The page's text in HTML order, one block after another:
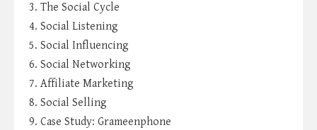
3. The Social Cycle
4. Social Listening
5. Social Influencing
6. Social Networking
7. Affiliate Marketing
8. Social Selling
9. Case Study: Grameenphone